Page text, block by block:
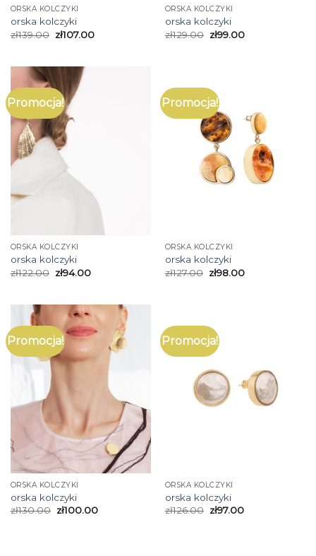
ORSKA KOLCZYKI
orska kolczyki
zł139.00 zł107.00
ORSKA KOLCZYKI
orska kolczyki
zł129.00 zł99.00
Promocja!
ORSKA KOLCZYKI
orska kolczyki
zł122.00 zł94.00
Promocja!
ORSKA KOLCZYKI
orska kolczyki
zł127.00 zł98.00
Promocja!
ORSKA KOLCZYKI
orska kolczyki
zł130.00 zł100.00
Promocja!
ORSKA KOLCZYKI
orska kolczyki
zł126.00 zł97.00